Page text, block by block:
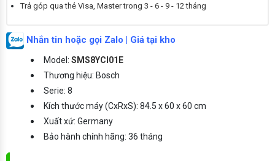
Trả góp qua thẻ Visa, Master trong 3 - 6 - 9 - 12 tháng
Nhắn tin hoặc gọi Zalo | Giá tại kho
Model: SMS8YCI01E
Thương hiệu: Bosch
Serie: 8
Kích thước máy (CxRxS): 84.5 x 60 x 60 cm
Xuất xứ: Germany
Bảo hành chính hãng: 36 tháng